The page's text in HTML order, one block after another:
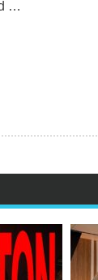
…